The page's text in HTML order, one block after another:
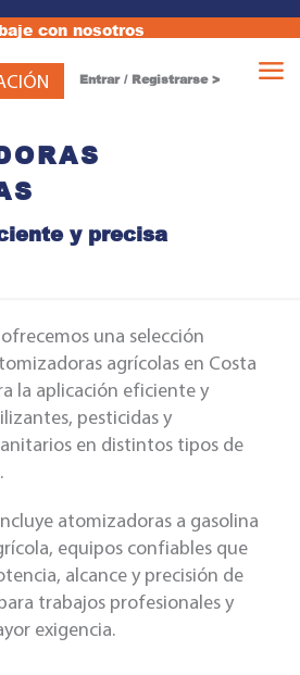
con nosotros
Entrar / Registrarse >
y precisa
una selección
agrícolas en Costa
la aplicación eficiente y
pesticidas y
en distintos tipos de
atomizadoras a gasolina
equipos confiables que
alcance y precisión de
trabajos profesionales y
exigencia.